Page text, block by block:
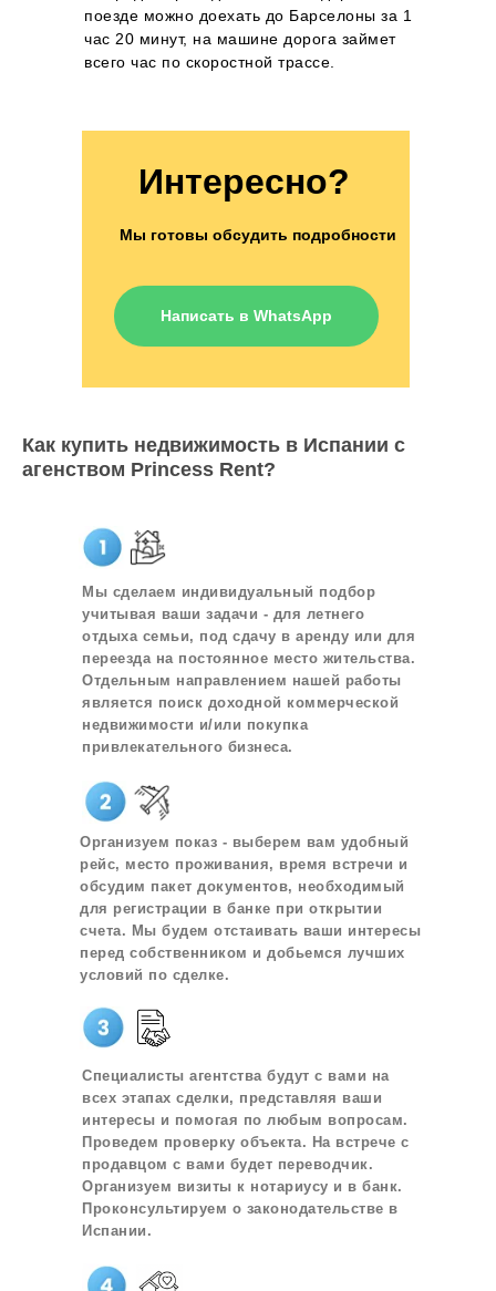
поезде можно доехать до Барселоны за 1
час 20 минут, на машине дорога займет
всего час по скоростной трассе.
Интересно?
Написать в WhatsApp
Мы готовы обсудить подробности
Как купить недвижимость в Испании с
агенством Princess Rent?
Мы сделаем индивидуальный подбор
учитывая ваши задачи - для летнего
отдыха семьи, под сдачу в аренду или для
переезда на постоянное место жительства.
Отдельным направлением нашей работы
является поиск доходной коммерческой
недвижимости и/или покупка
привлекательного бизнеса.
Организуем показ - выберем вам удобный
рейс, место проживания, время встречи и
обсудим пакет документов, необходимый
для регистрации в банке при открытии
счета. Мы будем отстаивать ваши интересы
перед собственником и добьемся лучших
условий по сделке.
Специалисты агентства будут с вами на
всех этапах сделки, представляя ваши
интересы и помогая по любым вопросам.
Проведем проверку объекта. На встрече с
продавцом с вами будет переводчик.
Организуем визиты к нотариусу и в банк.
Проконсультируем о законодательстве в
Испании.